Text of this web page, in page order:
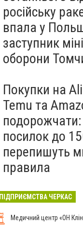
російську
впала у
заступник
оборони
Покупки на
Temu та
посилок до
перепишуть
правила
ПІДПРИЄМСТВА ЧЕРКАС
Медичний центр «ОН